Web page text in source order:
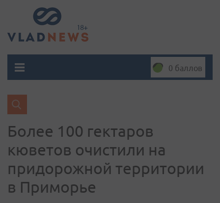
0 баллов
Более 100 гектаров
кюветов очистили на
придорожной территории
в Приморье